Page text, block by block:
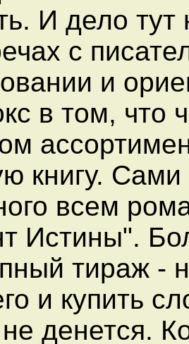
И дело
с
и
в том, что
книгу.
всем
Истины".
тираж -
и купить
денется.